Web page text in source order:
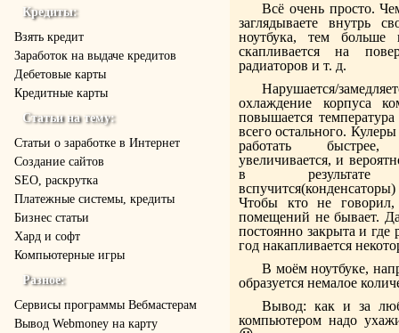
Кредиты:
Взять кредит
Заработок на выдаче кредитов
Дебетовые карты
Кредитные карты
Статьи на тему:
Статьи о заработке в Интернет
Создание сайтов
SEO, раскрутка
Платежные системы, кредиты
Бизнес статьи
Хард и софт
Компьютерные игры
Разное:
Cервисы программы Вебмастерам
Вывод Webmoney на карту
Всё очень просто.
заглядываете внутрь
ноутбука, тем
скапливается на
радиаторов и т. д.
Нарушается/
охлаждение корпуса
повышается
всего остального.
работать
увеличивается, и
в результате
Чтобы кто не говорил,
помещений не бывает.
постоянно закрыта и где
год накапливается
В моём ноутбуке,
образуется немалое
Вывод: как и за
компьютером надо